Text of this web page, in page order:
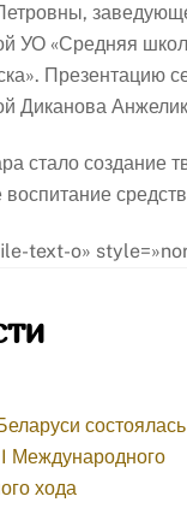
УО «Средняя
Презентацию
Диканова
стало создание
text-o»